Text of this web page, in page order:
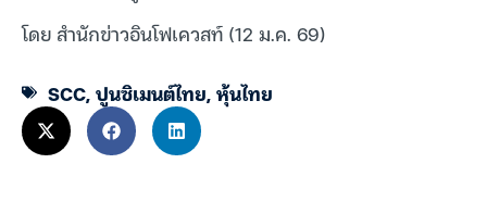
โดย สำนักข่าวอินโฟเควสท์ (12 ม.ค. 69)
SCC,ปูนซิเมนต์ไทย,หุ้นไทย